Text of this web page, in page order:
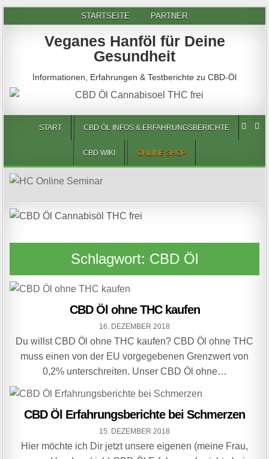
STARTSEITE PARTNER
Veganes Hanföl für Deine
Gesundheit
Informationen, Erfahrungen & Testberichte zu CBD-Öl
START CBD ÖL INFOS & ERFAHRUNGSBERICHTE
CBD WIKI ONLINE SHOP
Schlagwort: CBD Öl
CBD Öl ohne THC kaufen
16. DEZEMBER 2018
Du willst CBD Öl ohne THC kaufen? CBD Öl ohne THC
muss einen von der EU vorgegebenen Grenzwert von
0,2% unterschreiten. Unser CBD Öl ohne…
CBD Öl Erfahrungsberichte bei Schmerzen
15. DEZEMBER 2018
Hier möchte ich Dir jetzt unsere eigenen (meine Frau,